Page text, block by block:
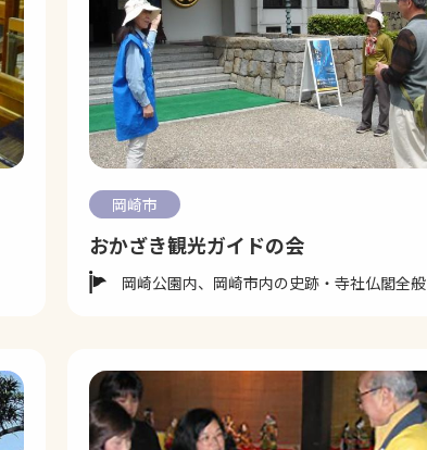
岡崎市
おかざき観光ガイドの会
岡崎公園内、岡崎市内の史跡・寺社仏閣全般